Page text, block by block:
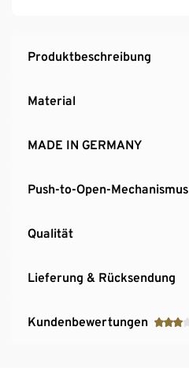
Produktbeschreibung
Material
MADE IN GERMANY
Push-to-Open-Mechanismus
Qualität
Lieferung & Rücksendung
Kundenbewertungen